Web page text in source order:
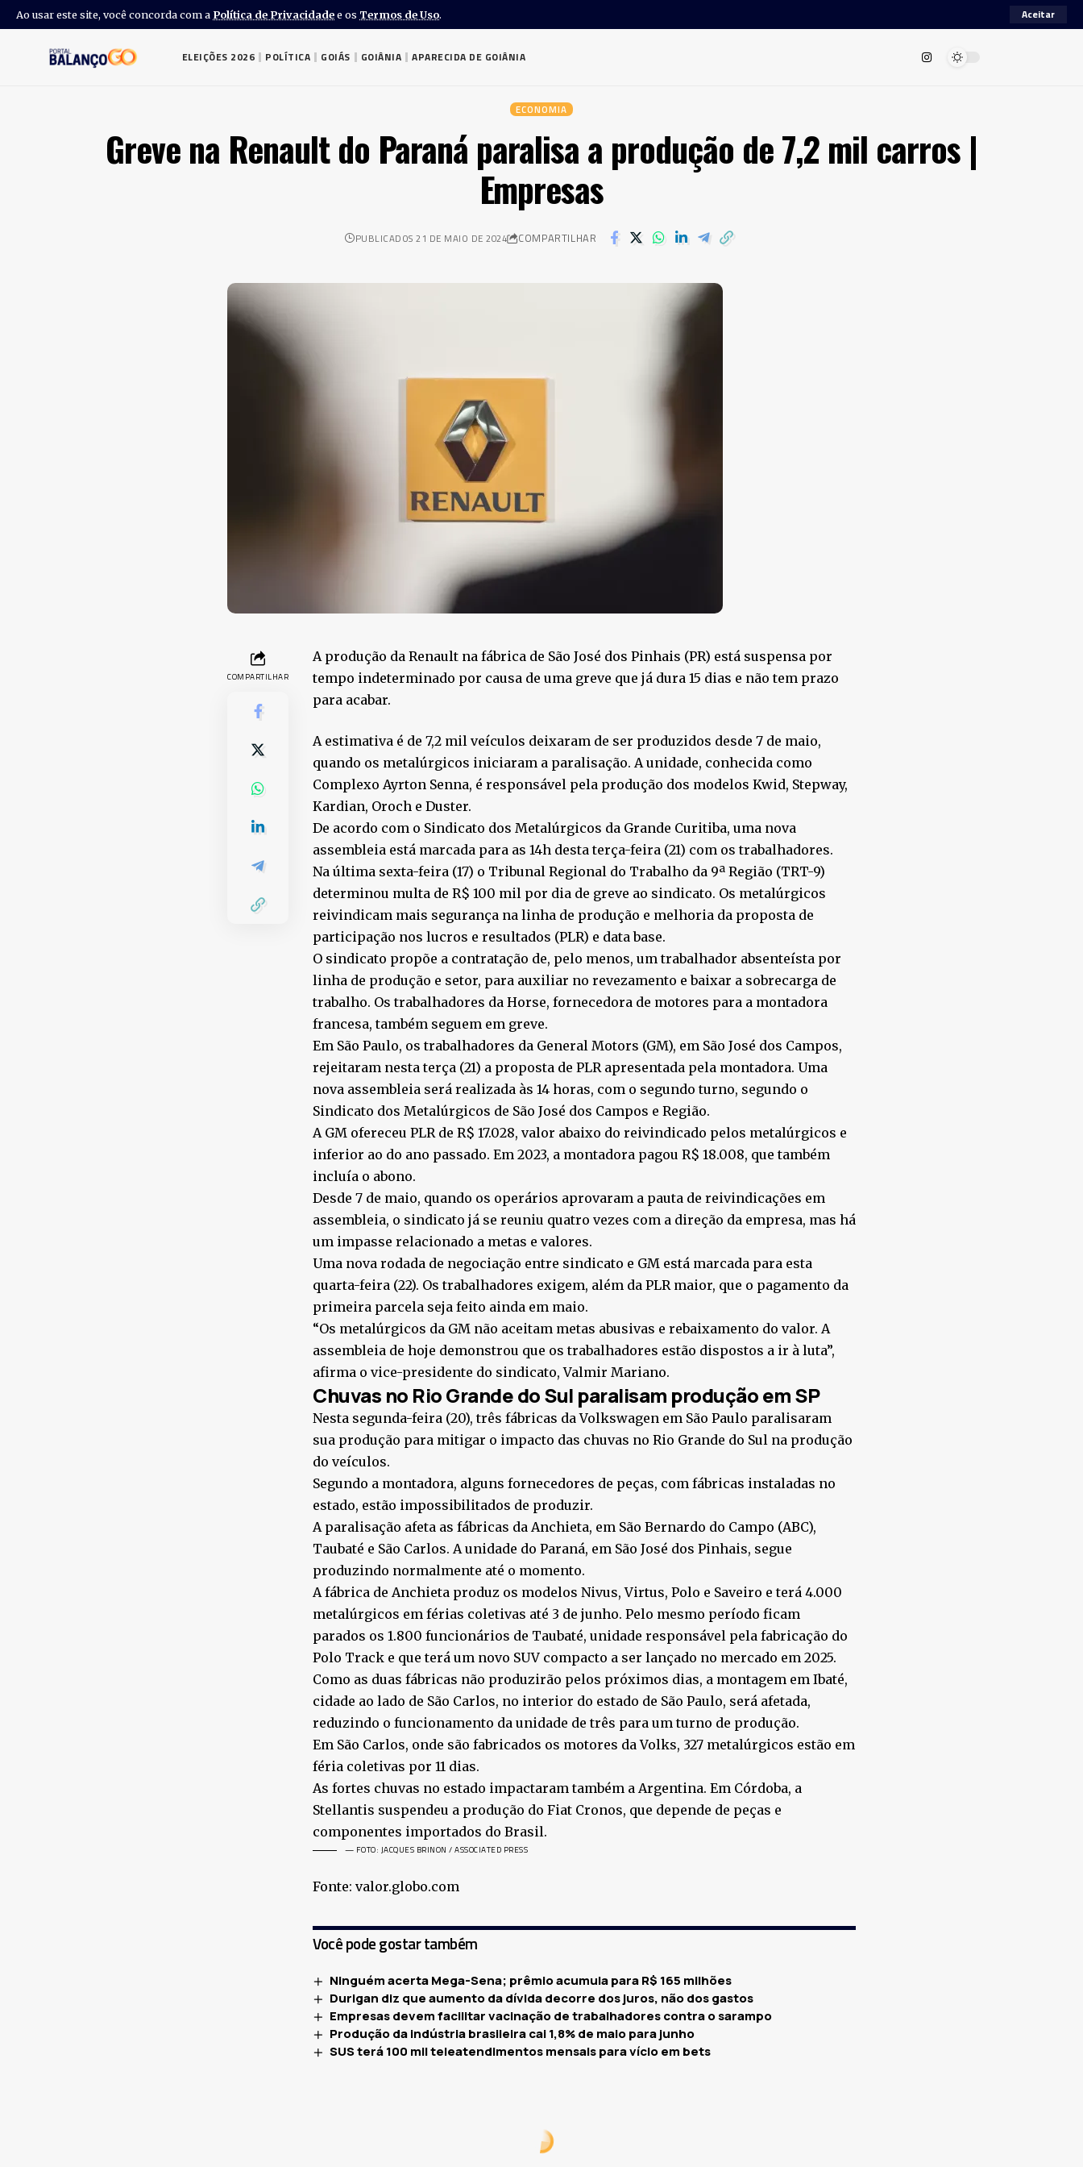
Ao usar este site, você concorda com a Política de Privacidadee os Termos de Uso. Aceitar
ELEIÇÕES 2026 POLÍTICA GOIÁS GOIÂNIA APARECIDA DE GOIÂNIA
ECONOMIA
Greve na Renault do Paraná paralisa a produção de 7,2 mil carros |
Empresas
PUBLICADOS 21 DE MAIO DE 2024 COMPARTILHAR
COMPARTILHAR
A produção da Renault na fábrica de São José dos Pinhais (PR) está suspensa por
tempo indeterminado por causa de uma greve que já dura 15 dias e não tem prazo
para acabar.
A estimativa é de 7,2 mil veículos deixaram de ser produzidos desde 7 de maio,
quando os metalúrgicos iniciaram a paralisação. A unidade, conhecida como
Complexo Ayrton Senna, é responsável pela produção dos modelos Kwid, Stepway,
Kardian, Oroch e Duster.
De acordo com o Sindicato dos Metalúrgicos da Grande Curitiba, uma nova
assembleia está marcada para as 14h desta terça-feira (21) com os trabalhadores.
Na última sexta-feira (17) o Tribunal Regional do Trabalho da 9ª Região (TRT-9)
determinou multa de R$ 100 mil por dia de greve ao sindicato. Os metalúrgicos
reivindicam mais segurança na linha de produção e melhoria da proposta de
participação nos lucros e resultados (PLR) e data base.
O sindicato propõe a contratação de, pelo menos, um trabalhador absenteísta por
linha de produção e setor, para auxiliar no revezamento e baixar a sobrecarga de
trabalho. Os trabalhadores da Horse, fornecedora de motores para a montadora
francesa, também seguem em greve.
Em São Paulo, os trabalhadores da General Motors (GM), em São José dos Campos,
rejeitaram nesta terça (21) a proposta de PLR apresentada pela montadora. Uma
nova assembleia será realizada às 14 horas, com o segundo turno, segundo o
Sindicato dos Metalúrgicos de São José dos Campos e Região.
A GM ofereceu PLR de R$ 17.028, valor abaixo do reivindicado pelos metalúrgicos e
inferior ao do ano passado. Em 2023, a montadora pagou R$ 18.008, que também
incluía o abono.
Desde 7 de maio, quando os operários aprovaram a pauta de reivindicações em
assembleia, o sindicato já se reuniu quatro vezes com a direção da empresa, mas há
um impasse relacionado a metas e valores.
Uma nova rodada de negociação entre sindicato e GM está marcada para esta
quarta-feira (22). Os trabalhadores exigem, além da PLR maior, que o pagamento da
primeira parcela seja feito ainda em maio.
“Os metalúrgicos da GM não aceitam metas abusivas e rebaixamento do valor. A
assembleia de hoje demonstrou que os trabalhadores estão dispostos a ir à luta”,
afirma o vice-presidente do sindicato, Valmir Mariano.
Chuvas no Rio Grande do Sul paralisam produção em SP
Nesta segunda-feira (20), três fábricas da Volkswagen em São Paulo paralisaram
sua produção para mitigar o impacto das chuvas no Rio Grande do Sul na produção
do veículos.
Segundo a montadora, alguns fornecedores de peças, com fábricas instaladas no
estado, estão impossibilitados de produzir.
A paralisação afeta as fábricas da Anchieta, em São Bernardo do Campo (ABC),
Taubaté e São Carlos. A unidade do Paraná, em São José dos Pinhais, segue
produzindo normalmente até o momento.
A fábrica de Anchieta produz os modelos Nivus, Virtus, Polo e Saveiro e terá 4.000
metalúrgicos em férias coletivas até 3 de junho. Pelo mesmo período ficam
parados os 1.800 funcionários de Taubaté, unidade responsável pela fabricação do
Polo Track e que terá um novo SUV compacto a ser lançado no mercado em 2025.
Como as duas fábricas não produzirão pelos próximos dias, a montagem em Ibaté,
cidade ao lado de São Carlos, no interior do estado de São Paulo, será afetada,
reduzindo o funcionamento da unidade de três para um turno de produção.
Em São Carlos, onde são fabricados os motores da Volks, 327 metalúrgicos estão em
féria coletivas por 11 dias.
As fortes chuvas no estado impactaram também a Argentina. Em Córdoba, a
Stellantis suspendeu a produção do Fiat Cronos, que depende de peças e
componentes importados do Brasil.
— FOTO: JACQUES BRINON / ASSOCIATED PRESS
Fonte: valor.globo.com
Você pode gostar também
Ninguém acerta Mega-Sena; prêmio acumula para R$ 165 milhões
Durigan diz que aumento da dívida decorre dos juros, não dos gastos
Empresas devem facilitar vacinação de trabalhadores contra o sarampo
Produção da indústria brasileira cai 1,8% de maio para junho
SUS terá 100 mil teleatendimentos mensais para vício em bets